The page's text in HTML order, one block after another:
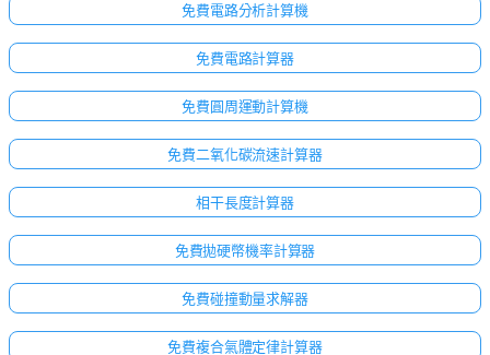
免費電路分析計算機
免費電路計算器
免費圓周運動計算機
免費二氧化碳流速計算器
相干長度計算器
免費拋硬幣機率計算器
免費碰撞動量求解器
免費複合氣體定律計算器